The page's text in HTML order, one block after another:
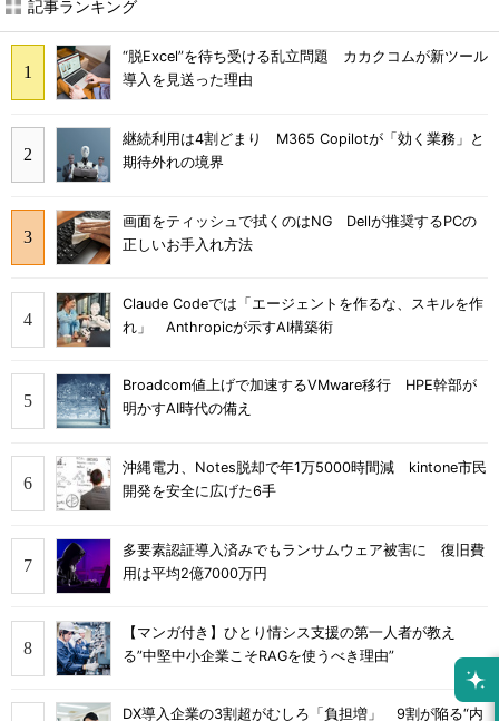
記事ランキング
“脱Excel”を待ち受ける乱立問題 カカクコムが新ツール
導入を見送った理由
継続利用は4割どまり M365 Copilotが「効く業務」と
期待外れの境界
画面をティッシュで拭くのはNG Dellが推奨するPCの
正しいお手入れ方法
Claude Codeでは「エージェントを作るな、スキルを作
れ」 Anthropicが示すAI構築術
Broadcom値上げで加速するVMware移行 HPE幹部が
明かすAI時代の備え
沖縄電力、Notes脱却で年1万5000時間減 kintone市民
開発を安全に広げた6手
多要素認証導入済みでもランサムウェア被害に 復旧費
用は平均2億7000万円
【マンガ付き】ひとり情シス支援の第一人者が教え
る”中堅中小企業こそRAGを使うべき理由”
DX導入企業の3割超がむしろ「負担増」 9割が陥る“内